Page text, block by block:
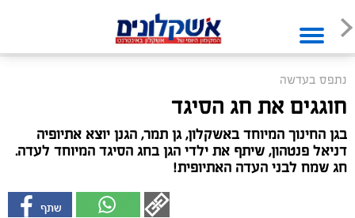
נתפס בעדשה
חוגגים את חג הסיגד
בגן החינוך המיוחד באשקלון, גן תמר, הגנן יוצא אתיופיה
דניאל פנטהון, שיתף את ילדי הגן בחג הסיגד המיוחד לעדה.
חג שמח לבני העדה האתיופית!